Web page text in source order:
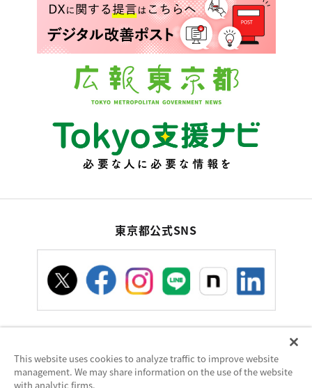
東京都公式SNS
お問い合わせサイトポリシー使い方ヘルプ
サイトマップ
This website uses cookies to analyze traffic to improve website
management. We may share information on the use of the website
with analytic firms.